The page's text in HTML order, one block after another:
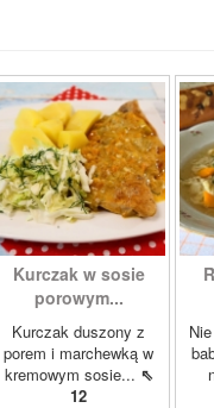
Kurczak w sosie
porowym...
Kurczak duszony z
porem i marchewką w
kremowym sosie... ⇖
12